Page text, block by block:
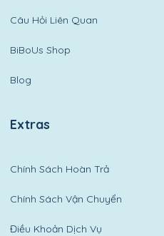
Câu Hỏi Liên Quan
BiBoUs Shop
Blog
Extras
Chính Sách Hoàn Trả
Chính Sách Vận Chuyển
Điều Khoản Dịch Vụ